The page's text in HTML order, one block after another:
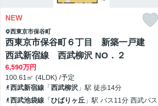
NEW
西東京市保谷町
西東京市保谷町６丁目 新築一戸建
西武新宿線 西武柳沢 NO．２
6,590万円
100.61㎡ (4LDK) /予定
西武新宿線「西武柳沢 」駅 徒歩14分
西武池袋線「ひばりヶ丘 」駅 バス11分 西武バス